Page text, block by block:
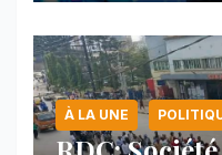
À LA UNE